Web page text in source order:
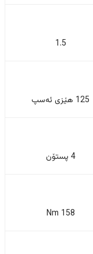
1.5
125 هێزی ئەسپ
4 پستۆن
158 Nm